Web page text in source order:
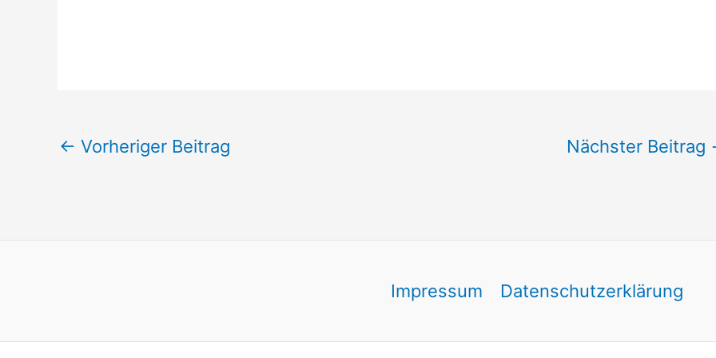
← Vorheriger Beitrag Nächster Beitrag
Impressum Datenschutzerklärung